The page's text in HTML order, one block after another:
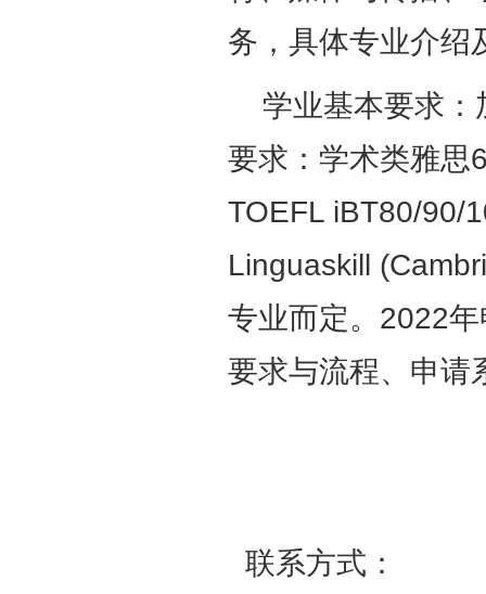
务， 具体专业介绍
学业基本要求：
要求：学术类雅思
TOEFL iBT80/90/
Linguaskill
专业而定。2022
要求与流程、申请
联系方式：